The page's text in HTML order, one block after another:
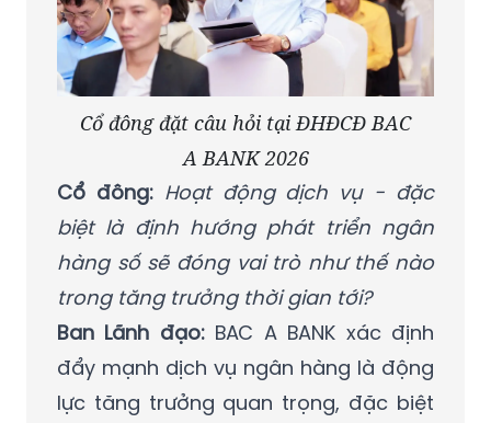
Cổ đông đặt câu hỏi tại ĐHĐCĐ BAC
A BANK 2026
Cổ đông: Hoạt động dịch vụ - đặc
biệt là định hướng phát triển ngân
hàng số sẽ đóng vai trò như thế nào
trong tăng trưởng thời gian tới?
Ban Lãnh đạo: BAC A BANK xác định
đẩy mạnh dịch vụ ngân hàng là động
lực tăng trưởng quan trọng, đặc biệt